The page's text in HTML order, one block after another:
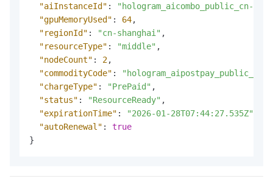
"aiInstanceId" :
"hologram_aicombo_public_cn-
"gpuMemoryUsed" : 64,
"regionId" : "cn-shanghai" ,
"resourceType" : "middle" ,
"nodeCount" : 2,
"commodityCode" : "hologram_aipostpay_public_cn"
"chargeType" : "PrePaid" ,
"status" : "ResourceReady" ,
"expirationTime" : "2026-01-28T07:44:27.535Z"
"autoRenewal" :
true
}